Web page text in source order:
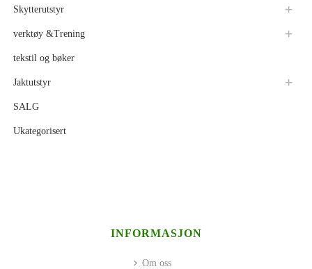
Skytterutstyr
verktøy &Trening
tekstil og bøker
Jaktutstyr
SALG
Ukategorisert
INFORMASJON
Om oss